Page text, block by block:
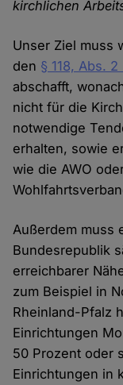
kirchlichen
Unser Ziel muss
den § 118, Abs.
abschafft,
nicht für die
notwendige
erhalten, sowie
wie die AWO
Außerdem muss
Bundesrepublik
erreichbarer
zum Beispiel in
Rheinland-Pfalz
Einrichtungen
50 Prozent oder
Einrichtungen in